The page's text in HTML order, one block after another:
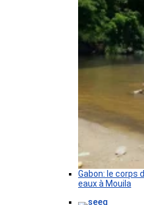
Gabon: le corps
eaux à Mouila